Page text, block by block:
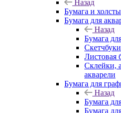
Назад
Бумага и холсты
Бумага для
Назад
Бумага
Листовая
Склейки,
акварели
Бумага для
Назад
Бумага
Бумага